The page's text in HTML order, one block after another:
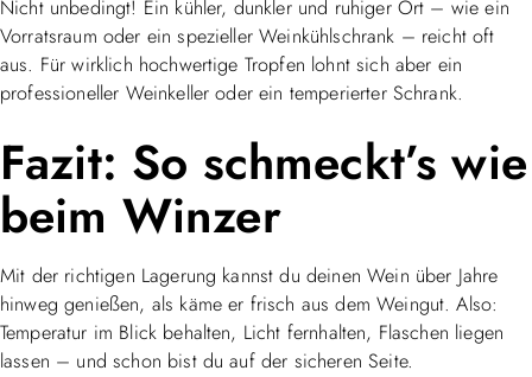
Nicht unbedingt! Ein kühler, dunkler und ruhiger Ort – wie ein
Vorratsraum oder ein spezieller Weinkühlschrank – reicht oft
aus. Für wirklich hochwertige Tropfen lohnt sich aber ein
professioneller Weinkeller oder ein temperierter Schrank.
Fazit: So schmeckt’s wie
beim Winzer
Mit der richtigen Lagerung kannst du deinen Wein über Jahre
hinweg genießen, als käme er frisch aus dem Weingut. Also:
Temperatur im Blick behalten, Licht fernhalten, Flaschen liegen
lassen – und schon bist du auf der sicheren Seite.